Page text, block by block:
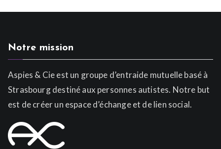
Notre mission
Aspies & Cie est un groupe d’entraide mutuelle basé à
Strasbourg destiné aux personnes autistes. Notre but
est de créer un espace d’échange et de lien social.